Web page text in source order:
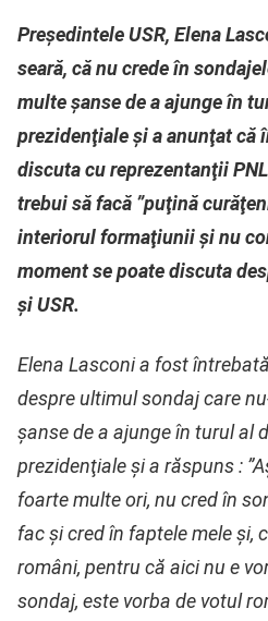
Preşedintele USR, Elena
seară, că nu crede în
multe şanse de a ajunge în
prezidenţiale şi a anunţat că
discuta cu reprezentanţii
trebui să facă ”puţină
interiorul formaţiunii şi nu
moment se poate discuta
şi USR.
Elena Lasconi a fost
despre ultimul sondaj care
şanse de a ajunge în turul al
prezidenţiale şi a răspuns :
foarte multe ori, nu cred în
fac şi cred în faptele mele şi,
români, pentru că aici nu e
sondaj, este vorba de votul